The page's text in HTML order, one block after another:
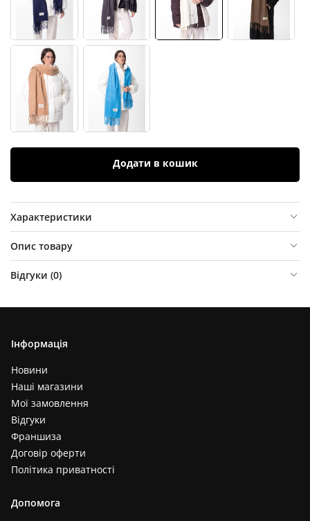
Додати в кошик
Характеристики
Опис товару
Відгуки (0)
Інформація
Новини
Наші магазини
Мої замовлення
Відгуки
Франшиза
Договір оферти
Політика приватності
Допомога